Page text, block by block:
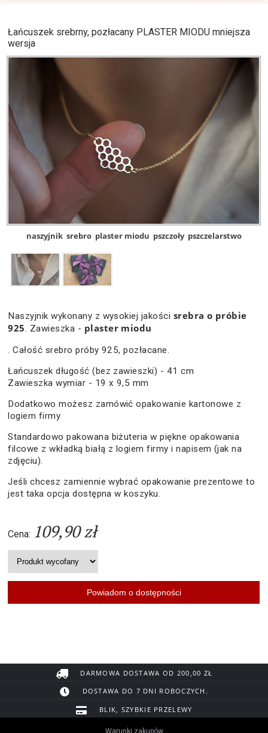
Łańcuszek srebrny, pozłacany PLASTER MIODU mniejsza
wersja
naszyjnik srebro plaster miodu pszczoły pszczelarstwo
Naszyjnik wykonany z wysokiej jakości srebra o próbie
925. Zawieszka - plaster miodu
. Całość srebro próby 925, pozłacane.
Łańcuszek długość (bez zawieszki) - 41 cm
Zawieszka wymiar - 19 x 9,5 mm
Dodatkowo możesz zamówić opakowanie kartonowe z
logiem firmy
Standardowo pakowana biżuteria w piękne opakowania
filcowe z wkładką białą z logiem firmy i napisem (jak na
zdjęciu).
Jeśli chcesz zamiennie wybrać opakowanie prezentowe to
jest taka opcja dostępna w koszyku.
Cena: 109,90 zł
DARMOWA DOSTAWA OD 200,00 ZŁ
DOSTAWA DO 7 DNI ROBOCZYCH.
BLIK, SZYBKIE PRZELEWY
Warunki zakupów